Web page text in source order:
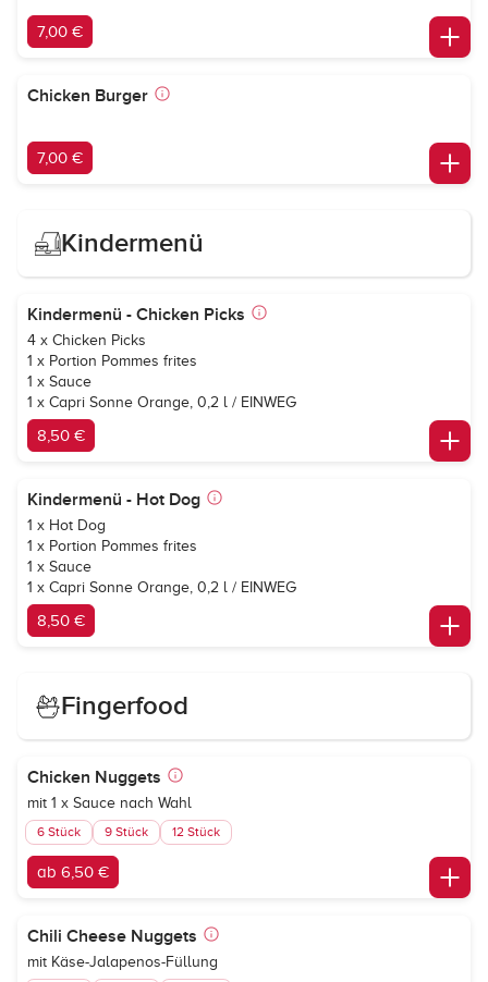
7,00 €
Chicken Burger
7,00 €
Kindermenü
Kindermenü - Chicken Picks
4 x Chicken Picks
1 x Portion Pommes frites
1 x Sauce
1 x Capri Sonne Orange, 0,2 l / EINWEG
8,50 €
Kindermenü - Hot Dog
1 x Hot Dog
1 x Portion Pommes frites
1 x Sauce
1 x Capri Sonne Orange, 0,2 l / EINWEG
8,50 €
Fingerfood
Chicken Nuggets
mit 1 x Sauce nach Wahl
6 Stück 9 Stück 12 Stück
ab 6,50 €
Chili Cheese Nuggets
mit Käse-Jalapenos-Füllung